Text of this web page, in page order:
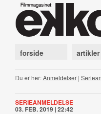
forside artikler
Du er her:Anmeldelser|
SERIEANMELDELSE
03. FEB. 2019 | 22:42